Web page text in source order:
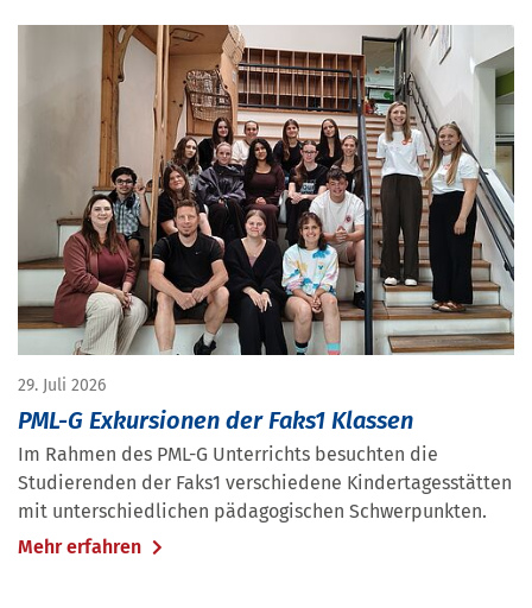
29. Juli 2026
PML-G Exkursionen der Faks1 Klassen
Im Rahmen des PML-G Unterrichts besuchten die
Studierenden der Faks1 verschiedene Kindertagesstätten
mit unterschiedlichen pädagogischen Schwerpunkten.
Mehr erfahren